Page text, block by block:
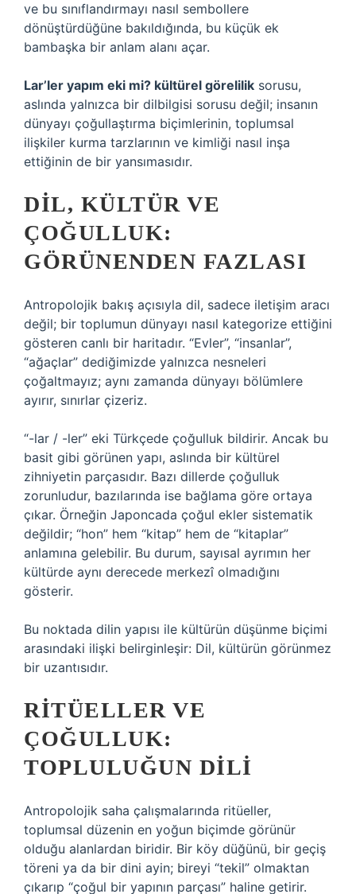
ve bu sınıflandırmayı nasıl sembollere
dönüştürdüğüne bakıldığında, bu küçük ek
bambaşka bir anlam alanı açar.
Lar’ler yapım eki mi? kültürel görelilik sorusu,
aslında yalnızca bir dilbilgisi sorusu değil; insanın
dünyayı çoğullaştırma biçimlerinin, toplumsal
ilişkiler kurma tarzlarının ve kimliği nasıl inşa
ettiğinin de bir yansımasıdır.
DIL, KÜLTÜR VE
ÇOĞULLUK:
GÖRÜNENDEN FAZLASI
Antropolojik bakış açısıyla dil, sadece iletişim aracı
değil; bir toplumun dünyayı nasıl kategorize ettiğini
gösteren canlı bir haritadır. “Evler”, “insanlar”,
“ağaçlar” dediğimizde yalnızca nesneleri
çoğaltmayız; aynı zamanda dünyayı bölümlere
ayırır, sınırlar çizeriz.
“-lar / -ler” eki Türkçede çoğulluk bildirir. Ancak bu
basit gibi görünen yapı, aslında bir kültürel
zihniyetin parçasıdır. Bazı dillerde çoğulluk
zorunludur, bazılarında ise bağlama göre ortaya
çıkar. Örneğin Japoncada çoğul ekler sistematik
değildir; “hon” hem “kitap” hem de “kitaplar”
anlamına gelebilir. Bu durum, sayısal ayrımın her
kültürde aynı derecede merkezî olmadığını
gösterir.
Bu noktada dilin yapısı ile kültürün düşünme biçimi
arasındaki ilişki belirginleşir: Dil, kültürün görünmez
bir uzantısıdır.
RITÜELLER VE
ÇOĞULLUK:
TOPLULUĞUN DILI
Antropolojik saha çalışmalarında ritüeller,
toplumsal düzenin en yoğun biçimde görünür
olduğu alanlardan biridir. Bir köy düğünü, bir geçiş
töreni ya da bir dini ayin; bireyi “tekil” olmaktan
çıkarıp “çoğul bir yapının parçası” haline getirir.